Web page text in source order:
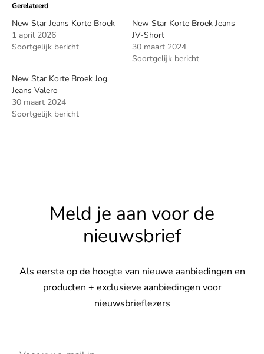
Gerelateerd
New Star Jeans Korte Broek
1 april 2026
Soortgelijk bericht
New Star Korte Broek Jeans
JV-Short
30 maart 2024
Soortgelijk bericht
New Star Korte Broek Jog
Jeans Valero
30 maart 2024
Soortgelijk bericht
Meld je aan voor de
nieuwsbrief
Als eerste op de hoogte van nieuwe aanbiedingen en
producten + exclusieve aanbiedingen voor
nieuwsbrieflezers